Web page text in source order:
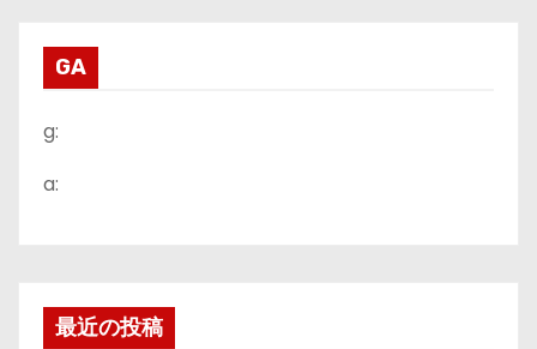
GA
g:
a:
最近の投稿